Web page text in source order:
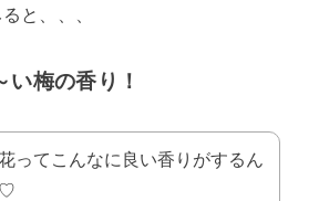
と、、、
い梅の香り！
ってこんなに良い香りがするん
♡